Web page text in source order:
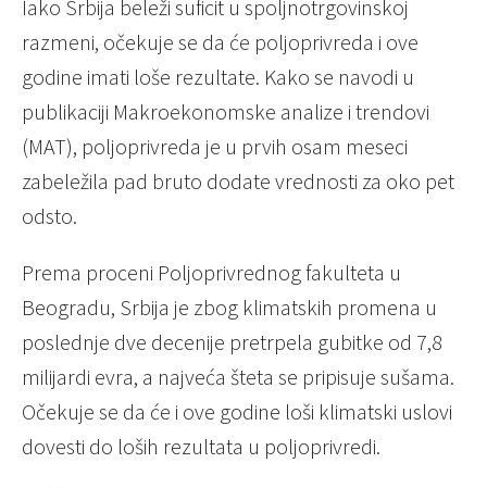
Iako Srbija beleži suficit u spoljnotrgovinskoj
razmeni, očekuje se da će poljoprivreda i ove
godine imati loše rezultate. Kako se navodi u
publikaciji Makroekonomske analize i trendovi
(MAT), poljoprivreda je u prvih osam meseci
zabeležila pad bruto dodate vrednosti za oko pet
odsto.
Prema proceni Poljoprivrednog fakulteta u
Beogradu, Srbija je zbog klimatskih promena u
poslednje dve decenije pretrpela gubitke od 7,8
milijardi evra, a najveća šteta se pripisuje sušama.
Očekuje se da će i ove godine loši klimatski uslovi
dovesti do loših rezultata u poljoprivredi.